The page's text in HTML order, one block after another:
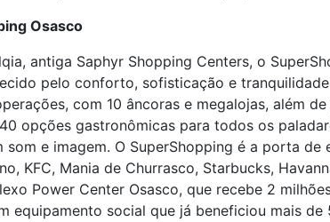
Osasco
antiga Saphyr Shopping Centers, o
pelo conforto, sofisticação e
com 10 âncoras e megalojas, além
opções gastronômicas para todos os
e imagem. O SuperShopping é a porta
KFC, Mania de Churrasco, Starbucks,
Power Center Osasco, que recebe 2
equipamento social que já beneficiou mais